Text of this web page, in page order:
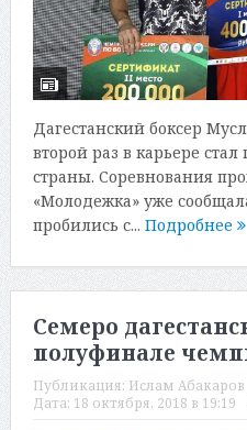
Дагестанский боксер
второй раз в карьере
страны. Соревнования
«Молодежка» уже
пробились с... Подробнее
Семеро
полуфинале
Публикация: Ислам Абакаров
Дата: 18 октября, 2018 в 19:19